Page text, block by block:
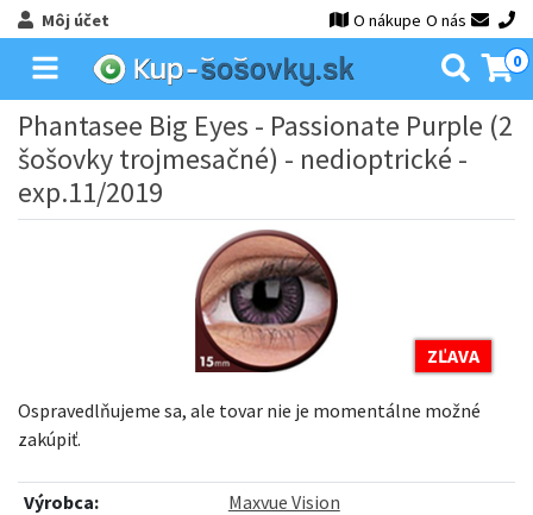
Môj účet O nákupe O nás
0
Phantasee Big Eyes - Passionate Purple (2
šošovky trojmesačné) - nedioptrické -
exp.11/2019
ZĽAVA
Ospravedlňujeme sa, ale tovar nie je momentálne možné
zakúpiť.
Výrobca: Maxvue Vision